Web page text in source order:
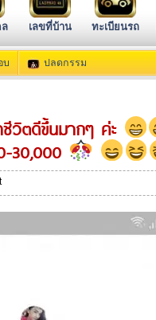
ล เลขที่บ้าน ทะเบียนรถ
บ ปลดกรรม
วิตดีขึ้นมากๆ ค่ะ
30,000